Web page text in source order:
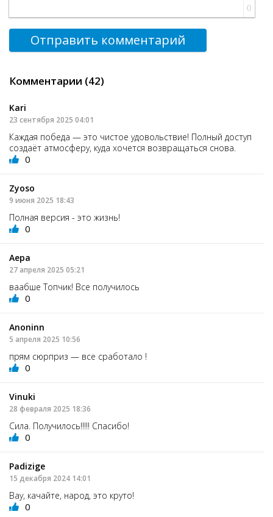
0
Отправить комментарий
Комментарии (42)
Kari
23 сентября 2025 04:01
Каждая победа — это чистое удовольствие! Полный доступ
создаёт атмосферу, куда хочется возвращаться снова.
0
Zyoso
9 июня 2025 18:43
Полная версия - это жизнь!
0
Аера
27 апреля 2025 05:21
ваабше Топчик! Все получилось
0
Anoninn
5 апреля 2025 10:56
прям сюрприз — все сработало !
0
Vinuki
28 февраля 2025 18:36
Сила. Получилось!!!!! Спасибо!
0
Padizige
15 декабря 2024 14:01
Вау, качайте, народ, это круто!
0